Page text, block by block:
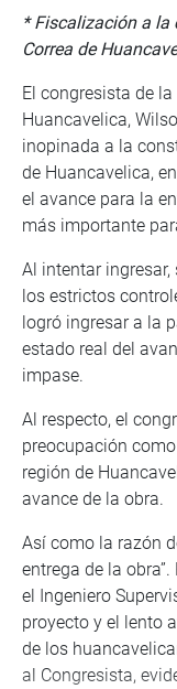
* Fiscalización a la
Correa de
El congresista de
Huancavelica,
inopinada a la
de Huancavelica,
el avance para la
más importante
Al intentar
los estrictos
logró ingresar a la
estado real del
impase.
Al respecto, el
preocupación
región de
avance de la obra.
Así como la razón
entrega de la
el Ingeniero
proyecto y el lento
de los
al Congresista,